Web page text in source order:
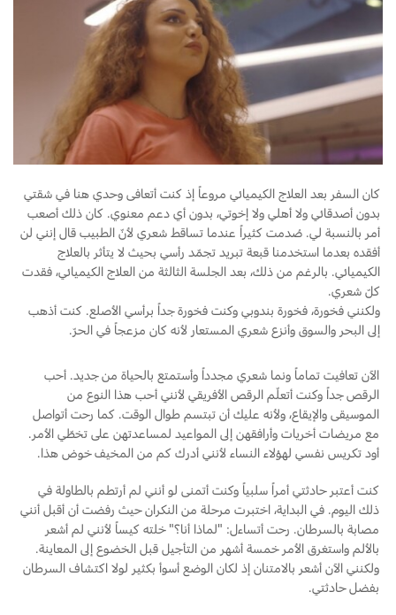
كان السفر بعد العلاج الكيميائي مروعاً إذ كنت أتعافى وحدي هنا في شقتي
بدون أصدقائي ولا أهلي ولا إخوتي، بدون أي دعم معنوي. كان ذلك أصعب
أمر بالنسبة لي. صُدمت كثيراً عندما تساقط شعري لأنّ الطبيب قال إنني لن
أفقده بعدما استخدمنا قبعة تبريد تجمّد رأسي بحيث لا يتأثر بالعلاج
الكيميائي. بالرغم من ذلك، بعد الجلسة الثالثة من العلاج الكيميائي، فقدت
كلّ شعري.
ولكنني فخورة، فخورة بندوبي وكنت فخورة جداً برأسي الأصلع. كنت أذهب
إلى البحر والسوق وأنزع شعري المستعار لأنه كان مزعجاً في الحرّ.
الآن تعافيت تماماً ونما شعري مجدداً وأستمتع بالحياة من جديد. أحب
الرقص جداً وكنت أتعلّم الرقص الأفريقي لأنني أحب هذا النوع من
الموسيقى والإيقاع، ولأنه عليك أن تبتسم طوال الوقت. كما رحت أتواصل
مع مريضات أخريات وأرافقهن إلى المواعيد لمساعدتهن على تخطّي الأمر.
أود تكريس نفسي لهؤلاء النساء لأنني أدرك كم من المخيف خوض هذا.
كنت أعتبر حادثتي أمراً سلبياً وكنت أتمنى لو أنني لم أرتطم بالطاولة في
ذلك اليوم. في البداية، اختبرت مرحلة من النكران حيث رفضت أن أقبل أنني
مصابة بالسرطان. رحت أتساءل: "لماذا أنا؟" خلته كيساً لأنني لم أشعر
بالألم واستغرق الأمر خمسة أشهر من التأجيل قبل الخضوع إلى المعاينة.
ولكنني الآن أشعر بالامتنان إذ لكان الوضع أسوأ بكثير لولا اكتشاف السرطان
بفضل حادثتي.